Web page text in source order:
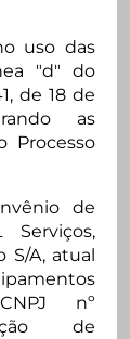
uso das
"d" do
de 18 de
as
Processo
de
A, atual
nº
de